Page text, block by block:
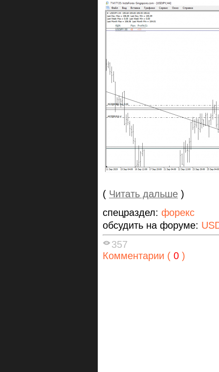
( Читать дальше )
спецраздел: форекс
обсудить на форуме:
357
Комментарии ( 0 )